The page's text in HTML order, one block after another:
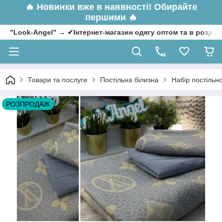
🔥 Новинки вже в наявності! Обирайте
першими 🔥
"Look-Angel" → ✔Інтернет-магазин одягу оптом та в
Товари та послуги Постільна білизна Набір
РОЗПРОДАЖ